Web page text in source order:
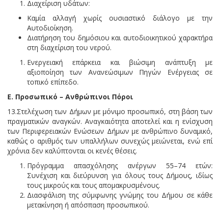
Διαχείριση υδάτων:
Καμία αλλαγή χωρίς ουσιαστικό διάλογο με την
Αυτοδιοίκηση.
Διατήρηση του δημόσιου και αυτοδιοικητικού χαρακτήρα
στη διαχείριση του νερού.
Ενεργειακή επάρκεια και βιώσιμη ανάπτυξη με
αξιοποίηση των Ανανεώσιμων Πηγών Ενέργειας σε
τοπικό επίπεδο.
Ε. Προσωπικό – Ανθρώπινοι Πόροι
13.Στελέχωση των Δήμων με μόνιμο προσωπικό, στη βάση των
πραγματικών αναγκών. Αναγκαιότητα αποτελεί και η ενίσχυση
των Περιφερειακών Ενώσεων Δήμων με ανθρώπινο δυναμικό,
καθώς ο αριθμός των υπαλλήλων συνεχώς μειώνεται, ενώ επί
χρόνια δεν καλύπτονται οι κενές θέσεις.
Πρόγραμμα απασχόλησης ανέργων 55–74 ετών:
Συνέχιση και διεύρυνση για όλους τους Δήμους, ιδίως
τους μικρούς και τους απομακρυσμένους.
Διασφάλιση της σύμφωνης γνώμης του Δήμου σε κάθε
μετακίνηση ή απόσπαση προσωπικού.